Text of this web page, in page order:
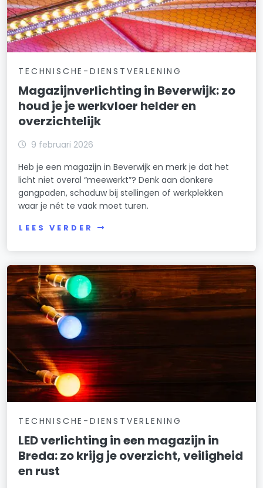
TECHNISCHE-DIENSTVERLENING
Magazijnverlichting in Beverwijk: zo
houd je je werkvloer helder en
overzichtelijk
9 februari 2026
Heb je een magazijn in Beverwijk en merk je dat het
licht niet overal “meewerkt”? Denk aan donkere
gangpaden, schaduw bij stellingen of werkplekken
waar je nét te vaak moet turen.
LEES VERDER
TECHNISCHE-DIENSTVERLENING
LED verlichting in een magazijn in
Breda: zo krijg je overzicht, veiligheid
en rust